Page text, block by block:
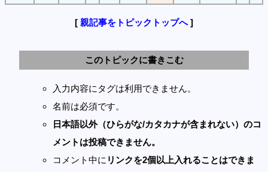
[ 親記事をトピックトップへ]
このトピックに書きこむ
入力内容にタグは利用できません。
名前は必須です。
日本語以外（ひらがな/カタカナが含まれない）のコ
メントは投稿できません。
コメント中に リンクを2個以上入れることはできま